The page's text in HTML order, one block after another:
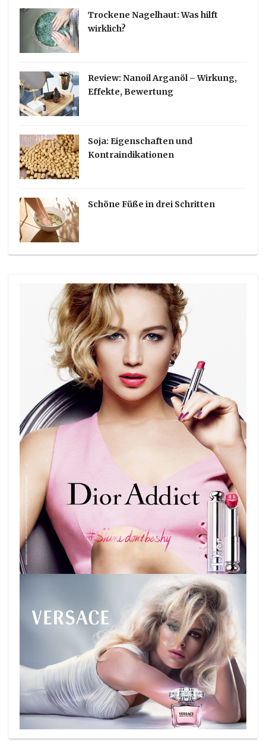
Trockene Nagelhaut: Was hilft
wirklich?
Review: Nanoil Arganöl – Wirkung,
Effekte, Bewertung
Soja: Eigenschaften und
Kontraindikationen
Schöne Füße in drei Schritten